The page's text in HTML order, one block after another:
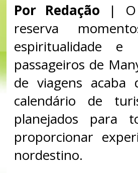
Por Redação | O
reserva
espiritualidade
passageiros de
de viagens acaba
calendário de
planejados para
proporcionar
nordestino.